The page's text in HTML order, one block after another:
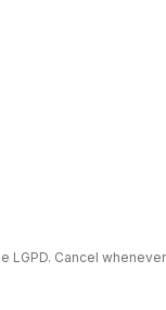
LGPD. Cancel whenever